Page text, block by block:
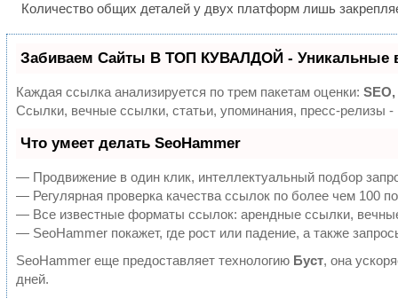
Количество общих деталей у двух платформ лишь
Забиваем Сайты В ТОП КУВАЛДОЙ - Уникальные
Каждая ссылка анализируется по трем пакетам оценки:
Ссылки, вечные ссылки, статьи, упоминания, пресс-релизы
Что умеет делать SeoHammer
— Продвижение в один клик, интеллектуальный подбор
— Регулярная проверка качества ссылок по более чем 100
— Все известные форматы ссылок: арендные ссылки,
— SeoHammer покажет, где рост или падение, а также
SeoHammer еще предоставляет технологию Буст, она
дней.